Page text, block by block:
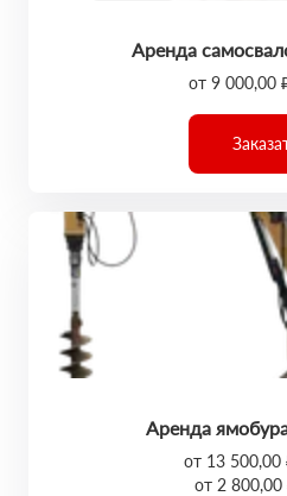
Аренда
от 9 000,00
Аренда
от 13 500,00
от 2 800,00